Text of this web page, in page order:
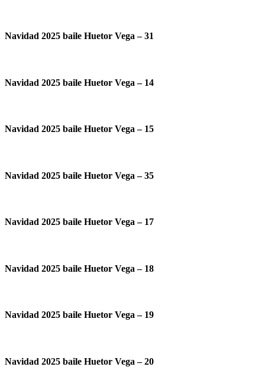
Navidad 2025 baile Huetor Vega – 31
Navidad 2025 baile Huetor Vega – 14
Navidad 2025 baile Huetor Vega – 15
Navidad 2025 baile Huetor Vega – 35
Navidad 2025 baile Huetor Vega – 17
Navidad 2025 baile Huetor Vega – 18
Navidad 2025 baile Huetor Vega – 19
Navidad 2025 baile Huetor Vega – 20